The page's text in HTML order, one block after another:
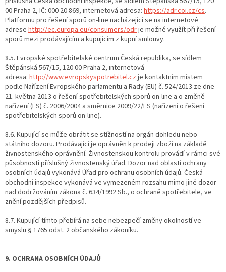
00 Praha 2, IČ: 000 20 869, internetová adresa: https://adr.coi.cz/cs.
Platformu pro řešení sporů on-line nacházející se na internetové
adrese http://ec.europa.eu/consumers/odrje možné využít při řešení
sporů mezi prodávajícím a kupujícím z kupní smlouvy.
8.5. Evropské spotřebitelské centrum Česká republika, se sídlem
Štěpánská 567/15, 120 00 Praha 2, internetová
adresa: http://www.evropskyspotrebitel.cz je kontaktním místem
podle Nařízení Evropského parlamentu a Rady (EU) č. 524/2013 ze dne
21. května 2013 o řešení spotřebitelských sporů on-line a o změně
nařízení (ES) č. 2006/2004 a směrnice 2009/22/ES (nařízení o řešení
spotřebitelských sporů on-line).
8.6. Kupující se může obrátit se stížností na orgán dohledu nebo
státního dozoru. Prodávající je oprávněn k prodeji zboží na základě
živnostenského oprávnění. Živnostenskou kontrolu provádí v rámci své
působnosti příslušný živnostenský úřad. Dozor nad oblastí ochrany
osobních údajů vykonává Úřad pro ochranu osobních údajů. Česká
obchodní inspekce vykonává ve vymezeném rozsahu mimo jiné dozor
nad dodržováním zákona č. 634/1992 Sb., o ochraně spotřebitele, ve
znění pozdějších předpisů.
8.7. Kupující tímto přebírá na sebe nebezpečí změny okolností ve
smyslu § 1765 odst. 2 občanského zákoníku.
9. OCHRANA OSOBNÍCH ÚDAJŮ